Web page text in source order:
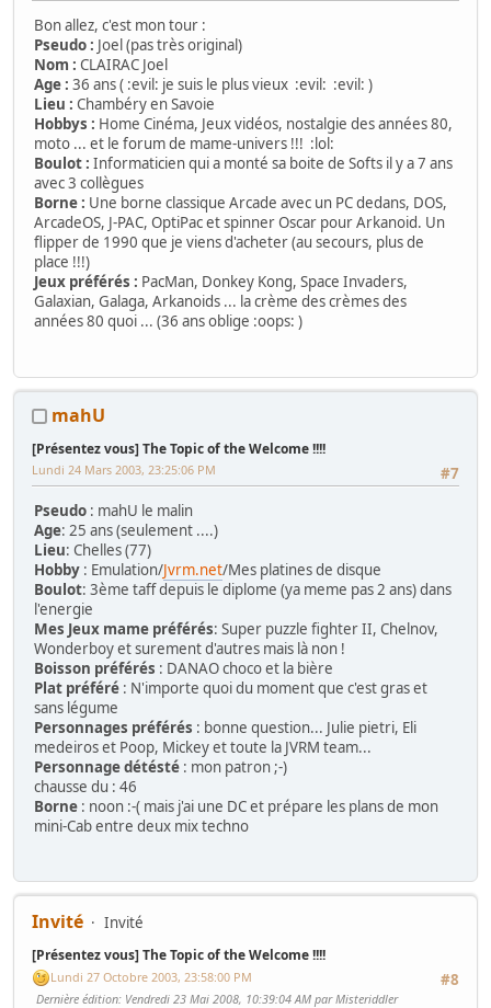
Bon allez, c'est mon tour :
Pseudo : Joel (pas très original)
Nom : CLAIRAC Joel
Age : 36 ans ( :evil: je suis le plus vieux :evil: :evil: )
Lieu : Chambéry en Savoie
Hobbys : Home Cinéma, Jeux vidéos, nostalgie des années 80,
moto ... et le forum de mame-univers !!! :lol:
Boulot : Informaticien qui a monté sa boite de Softs il y a 7 ans
avec 3 collègues
Borne : Une borne classique Arcade avec un PC dedans, DOS,
ArcadeOS, J-PAC, OptiPac et spinner Oscar pour Arkanoid. Un
flipper de 1990 que je viens d'acheter (au secours, plus de
place !!!)
Jeux préférés : PacMan, Donkey Kong, Space Invaders,
Galaxian, Galaga, Arkanoids ... la crème des crèmes des
années 80 quoi ... (36 ans oblige :oops: )
mahU
[Présentez vous] The Topic of the Welcome !!!!
#7
Lundi 24 Mars 2003, 23:25:06 PM
Pseudo : mahU le malin
Age: 25 ans (seulement ....)
Lieu: Chelles (77)
Hobby : Emulation/Jvrm.net/Mes platines de disque
Boulot: 3ème taff depuis le diplome (ya meme pas 2 ans) dans
l'energie
Mes Jeux mame préférés: Super puzzle fighter II, Chelnov,
Wonderboy et surement d'autres mais là non !
Boisson préférés : DANAO choco et la bière
Plat préféré : N'importe quoi du moment que c'est gras et
sans légume
Personnages préférés : bonne question... Julie pietri, Eli
medeiros et Poop, Mickey et toute la JVRM team...
Personnage détésté : mon patron ;-)
chausse du : 46
Borne : noon :-( mais j'ai une DC et prépare les plans de mon
mini-Cab entre deux mix techno
Invité Invité
[Présentez vous] The Topic of the Welcome !!!!
#8
Lundi 27 Octobre 2003, 23:58:00 PM
Dernière édition: Vendredi 23 Mai 2008, 10:39:04 AM par Misteriddler